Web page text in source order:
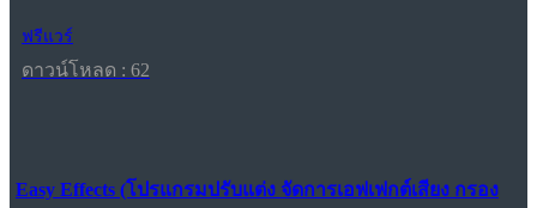
ฟรีแวร์
ดาวน์โหลด : 62
Easy Effects (โปรแกรมปรับแต่ง จัดการเอฟเฟกต์เสียง กรอง